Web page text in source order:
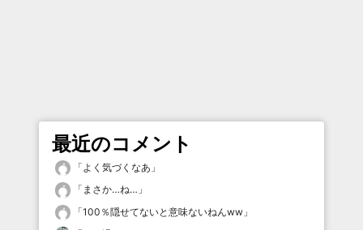
最近のコメント
「よく気づくなあ 」
「 まさか…ね… 」
「100％隠せてないと意味ないねんww 」